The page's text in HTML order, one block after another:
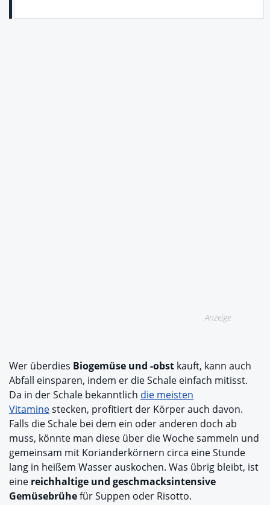
Anzeige
Wer überdies Biogemüse und -obst kauft, kann auch
Abfall einsparen, indem er die Schale einfach mitisst.
Da in der Schale bekanntlich die meisten
Vitaminestecken, profitiert der Körper auch davon.
Falls die Schale bei dem ein oder anderen doch ab
muss, könnte man diese über die Woche sammeln und
gemeinsam mit Korianderkörnern circa eine Stunde
lang in heißem Wasser auskochen. Was übrig bleibt, ist
eine reichhaltige und geschmacksintensive
Gemüsebrühefür Suppen oder Risotto.